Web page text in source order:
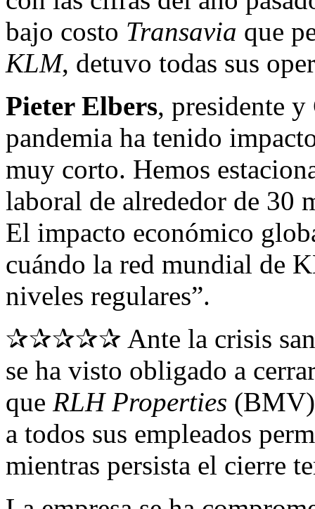
bajo costo Transavia que
KLM, detuvo todas sus
Pieter Elbers, presidente
pandemia ha tenido
muy corto. Hemos
laboral de alrededor de 30
El impacto económico
cuándo la red mundial de
niveles regulares”.
✰✰✰✰✰ Ante la crisis
se ha visto obligado a
que RLH Properties
a todos sus empleados
mientras persista el cierre